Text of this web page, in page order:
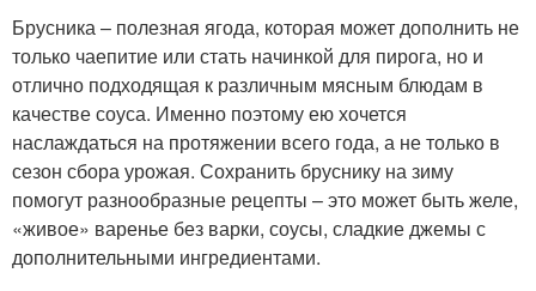
Брусника – полезная ягода, которая может дополнить не
только чаепитие или стать начинкой для пирога, но и
отлично подходящая к различным мясным блюдам в
качестве соуса. Именно поэтому ею хочется
наслаждаться на протяжении всего года, а не только в
сезон сбора урожая. Сохранить бруснику на зиму
помогут разнообразные рецепты – это может быть желе,
«живое» варенье без варки, соусы, сладкие джемы с
дополнительными ингредиентами.